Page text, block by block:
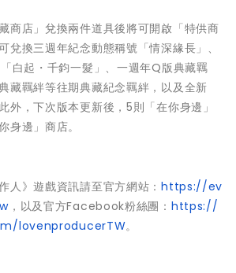
商店」兌換兩件道具後將可開啟「特供商
兌換三週年紀念動態稱號「情深緣長」、
白起・千鈞一髮」、一週年Q版典藏羈
藏羈絆等往期典藏紀念羈絆，以及全新
外，下次版本更新後，5則「在你身邊」
身邊」商店。
人》遊戲資訊請至官方網站：https://ev
，以及官方Facebook粉絲團： https://
lovenproducerTW。